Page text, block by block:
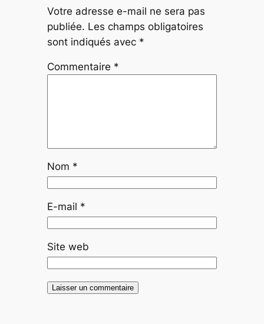
Votre adresse e-mail ne sera pas
publiée. Les champs obligatoires
sont indiqués avec *
Commentaire *
Nom *
E-mail *
Site web